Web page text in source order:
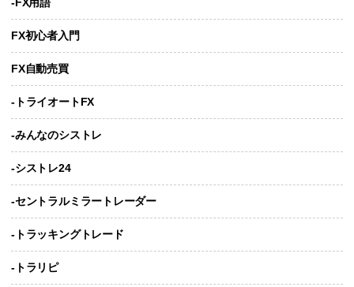
FX初心者入門
FX自動売買
-トライオートFX
-みんなのシストレ
-シストレ24
-セントラルミラートレーダー
-トラッキングトレード
-トラリピ